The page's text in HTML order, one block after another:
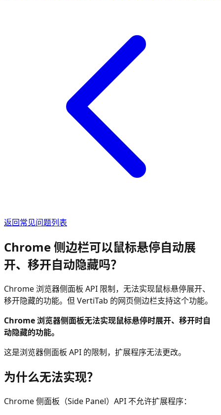
返回常见问题列表
Chrome 侧边栏可以鼠标悬停自动展
开、移开自动隐藏吗？
Chrome 浏览器侧面板 API 限制，无法实现鼠标悬停展开、
移开隐藏的功能。但 VertiTab 的网页侧边栏支持这个功能。
Chrome 浏览器侧面板无法实现鼠标悬停时展开、移开时自
动隐藏的功能。
这是浏览器侧面板 API 的限制，扩展程序无法更改。
为什么无法实现？
Chrome 侧面板（Side Panel）API 不允许扩展程序：